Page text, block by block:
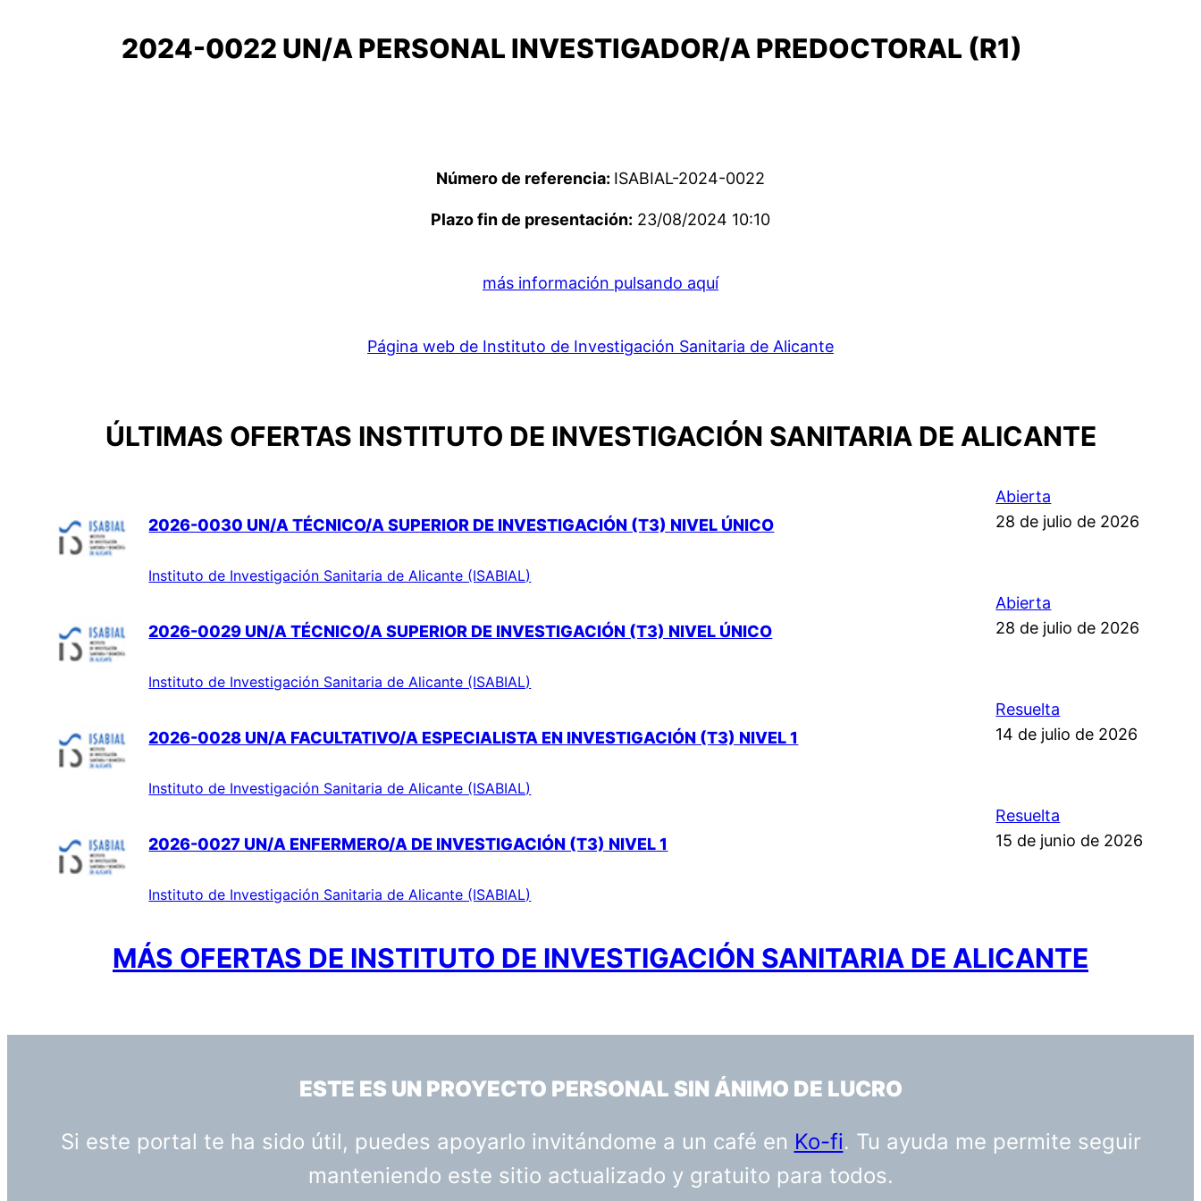
2024-0022 UN/A PERSONAL INVESTIGADOR/A PREDOCTORAL (R1)
Número de referencia: ISABIAL-2024-0022
Plazo fin de presentación: 23/08/2024 10:10
más información pulsando aquí
Página web de Instituto de Investigación Sanitaria de Alicante
ÚLTIMAS OFERTAS INSTITUTO DE INVESTIGACIÓN SANITARIA DE ALICANTE
2026-0030 UN/A TÉCNICO/A SUPERIOR DE INVESTIGACIÓN (T3) NIVEL ÚNICO
Instituto de Investigación Sanitaria de Alicante (ISABIAL)
Abierta
28 de julio de 2026
2026-0029 UN/A TÉCNICO/A SUPERIOR DE INVESTIGACIÓN (T3) NIVEL ÚNICO
Instituto de Investigación Sanitaria de Alicante (ISABIAL)
Abierta
28 de julio de 2026
2026-0028 UN/A FACULTATIVO/A ESPECIALISTA EN INVESTIGACIÓN (T3) NIVEL 1
Instituto de Investigación Sanitaria de Alicante (ISABIAL)
Resuelta
14 de julio de 2026
2026-0027 UN/A ENFERMERO/A DE INVESTIGACIÓN (T3) NIVEL 1
Instituto de Investigación Sanitaria de Alicante (ISABIAL)
Resuelta
15 de junio de 2026
MÁS OFERTAS DE INSTITUTO DE INVESTIGACIÓN SANITARIA DE ALICANTE
ESTE ES UN PROYECTO PERSONAL SIN ÁNIMO DE LUCRO
Si este portal te ha sido útil, puedes apoyarlo invitándome a un café en Ko-fi. Tu ayuda me permite seguir
manteniendo este sitio actualizado y gratuito para todos.